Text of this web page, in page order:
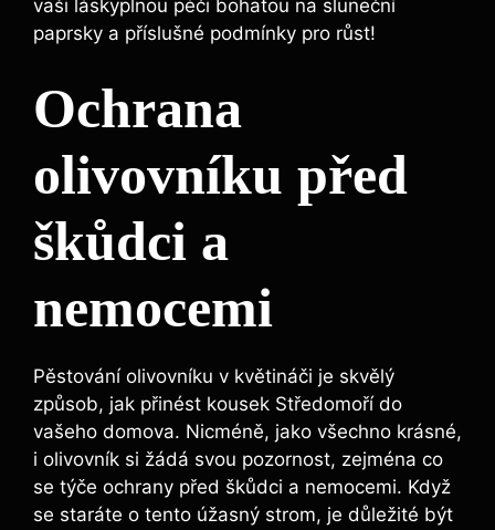
vaši láskyplnou péči bohatou na sluneční
paprsky a příslušné podmínky pro růst!
Ochrana
olivovníku před
škůdci a
nemocemi
Pěstování olivovníku v květináči je skvělý
způsob, jak přinést kousek Středomoří do
vašeho domova. Nicméně, jako všechno krásné,
i olivovník si žádá svou pozornost, zejména co
se týče ochrany před škůdci a nemocemi. Když
se staráte o tento úžasný strom, je důležité být